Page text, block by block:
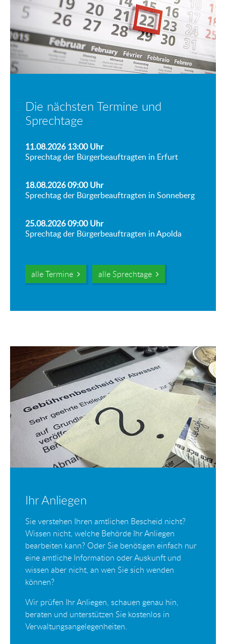
Die nächsten Termine und
Sprechtage
11.08.2026 13:00Uhr
Sprechtag der Bürgerbeauftragten in Erfurt
18.08.2026 09:00Uhr
Sprechtag der Bürgerbeauftragten in Sonneberg
25.08.2026 09:00Uhr
Sprechtag der Bürgerbeauftragten in Apolda
alle Termine alle Sprechtage
Ihr Anliegen
Sie verstehen Ihren amtlichen Bescheid nicht?
Wissen nicht, welche Behörde Ihr Anliegen
bearbeiten kann? Oder Sie benötigen einfach nur
eine amtliche Information oder Auskunft und
wissen aber nicht, an wen Sie sich wenden
können?
Wir prüfen Ihr Anliegen, schauen genau hin,
beraten und unterstützen Sie kostenlos in
Verwaltungsangelegenheiten.